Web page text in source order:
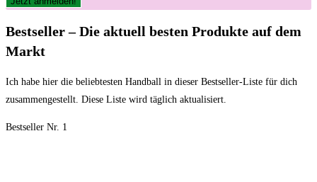
Bestseller – Die aktuell besten Produkte auf dem
Markt
Ich‌ habe hier⁣ die beliebtesten Handball in dieser Bestseller-Liste⁢ für dich
zusammengestellt. Diese Liste wird⁢ täglich aktualisiert.
Bestseller Nr. 1